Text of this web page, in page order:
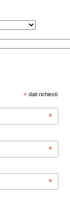
* dati richiesti
*
*
*